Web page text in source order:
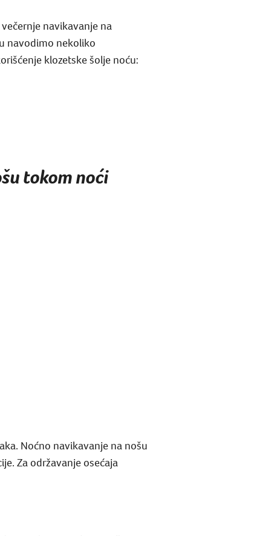
navikavanje na
navodimo nekoliko
klozetske šolje noću:
tokom noći
Noćno navikavanje na nošu
Za održavanje osećaja